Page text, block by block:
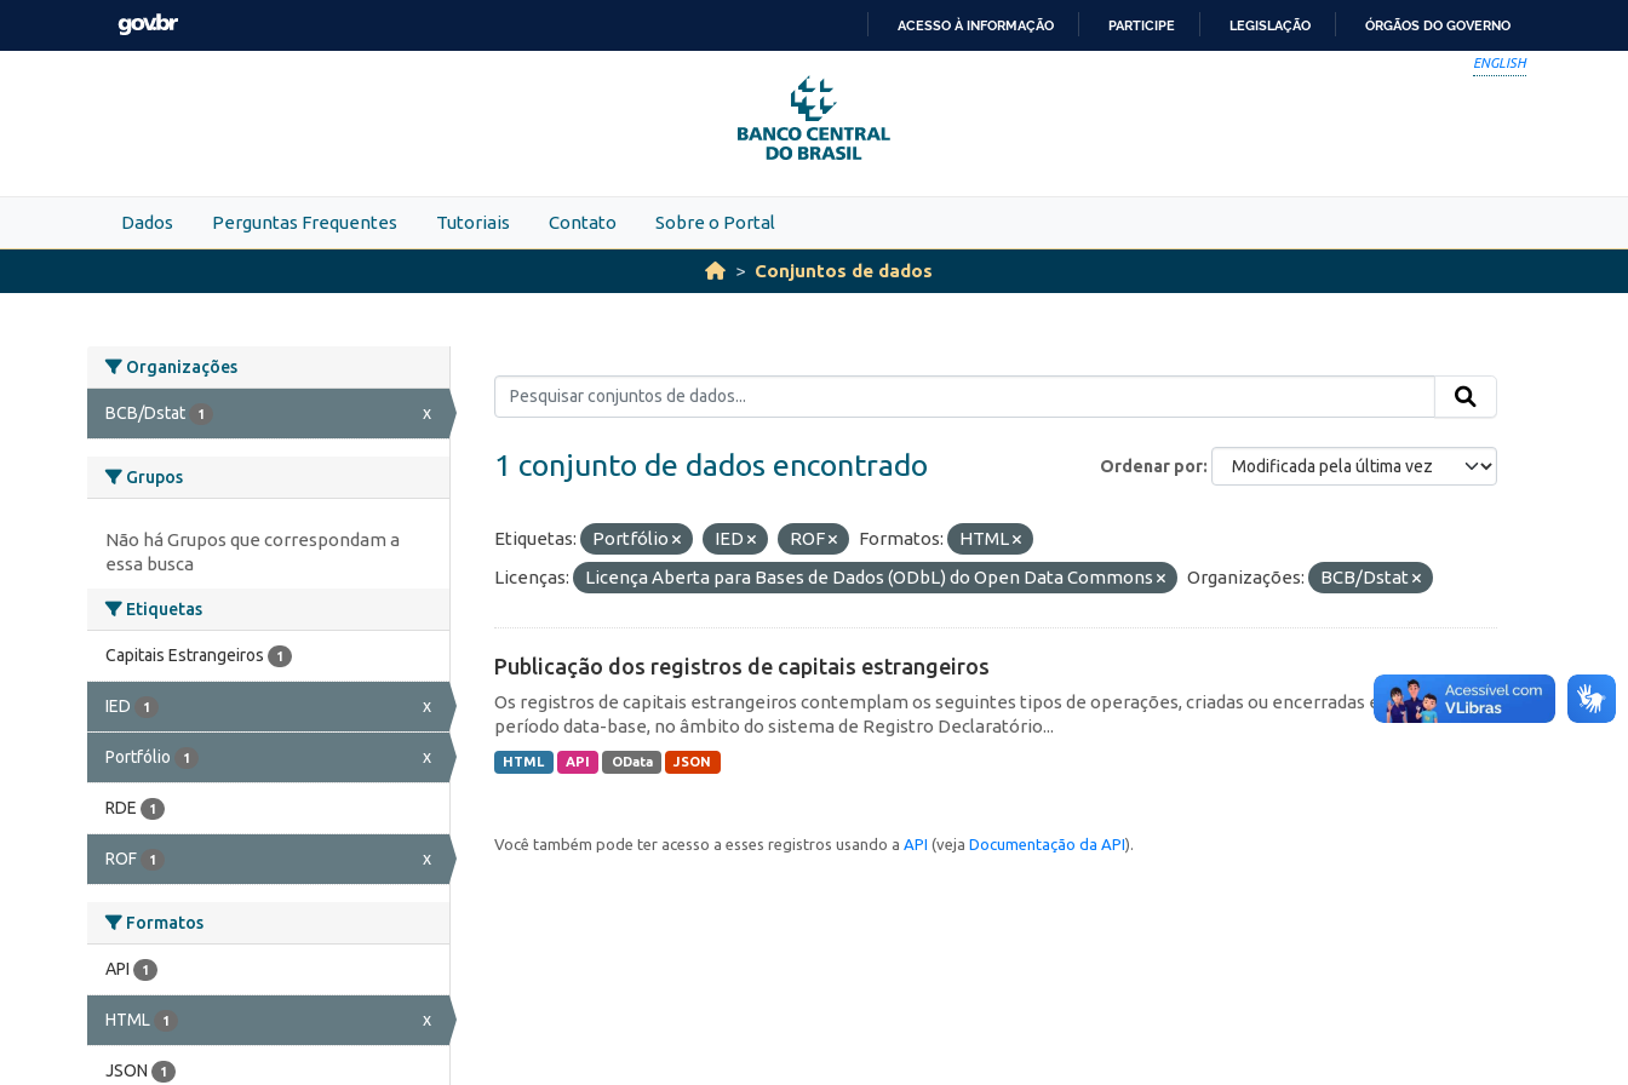
Skip to main content
PARA
O
CONTEÚDO
ACESSO À INFORMAÇÃO PARTICIPE LEGISLAÇÃO ÓRGÃOS DO GOVERNO
ENGLISH
Dados Perguntas Frequentes Tutoriais Contato Sobre o Portal
Conjuntos de dados
Organizações
BCB/Dstat 1 x
Grupos
Não há Grupos que correspondam a
essa busca
Etiquetas
Capitais Estrangeiros 1
IED 1 x
Portfólio 1 x
RDE 1
ROF 1 x
Formatos
API 1
HTML 1 x
JSON 1
Ordenar por
1 conjunto de dados encontrado
Etiquetas: Portfólio IED ROF Formatos:
HTML
Licenças:
Licença Aberta para Bases de Dados (ODbL) do Open Data Commons Organizações: BCB/Dstat
Publicação dos registros de capitais estrangeiros
Os registros de capitais estrangeiros contemplam os seguintes tipos de operações, criadas ou encerradas em cada
período data-base, no âmbito do sistema de Registro Declaratório...
HTML API OData JSON
Você também pode ter acesso a esses registros usando a API (veja Documentação da API).